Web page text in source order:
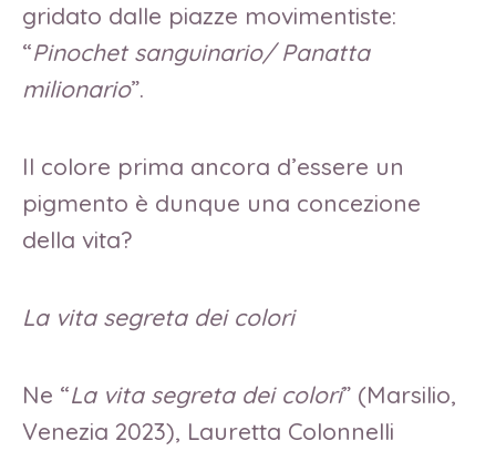
gridato dalle piazze movimentiste:
“Pinochet sanguinario/ Panatta
milionario”.
Il colore prima ancora d’essere un
pigmento è dunque una concezione
della vita?
La vita segreta dei colori
Ne “La vita segreta dei colori” (Marsilio,
Venezia 2023), Lauretta Colonnelli